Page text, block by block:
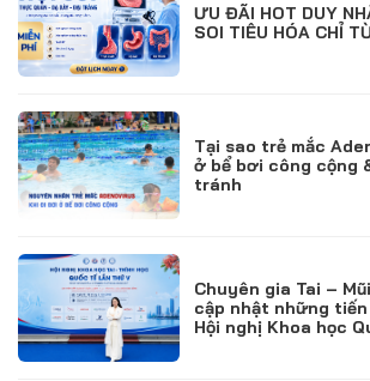
ƯU ĐÃI HOT DUY
SOI TIÊU HÓA CHỈ
Tại sao trẻ mắc
ở bể bơi công cộng
tránh
Chuyên gia Tai –
cập nhật những
Hội nghị Khoa học